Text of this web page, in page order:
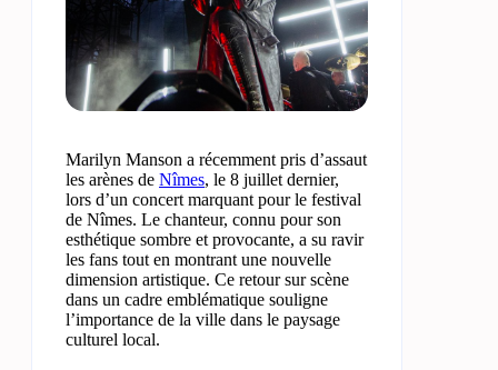
Marilyn Manson a récemment pris d’assaut
les arènes de Nîmes, le 8 juillet dernier,
lors d’un concert marquant pour le festival
de Nîmes. Le chanteur, connu pour son
esthétique sombre et provocante, a su ravir
les fans tout en montrant une nouvelle
dimension artistique. Ce retour sur scène
dans un cadre emblématique souligne
l’importance de la ville dans le paysage
culturel local.